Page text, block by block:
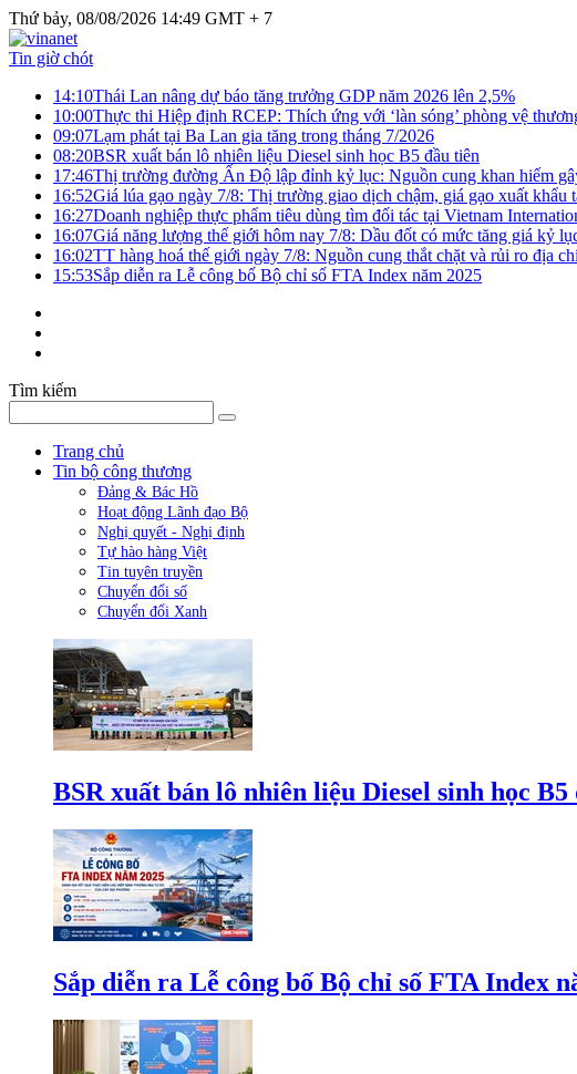
Thứ bảy, 08/08/2026 14:49 GMT + 7
Tin giờ chót
14:10Thái Lan nâng dự báo tăng trưởng GDP năm 2026 lên 2,5%
10:00Thực thi Hiệp định RCEP: Thích ứng với ‘làn sóng’ phòng vệ
09:07Lạm phát tại Ba Lan gia tăng trong tháng 7/2026
08:20BSR xuất bán lô nhiên liệu Diesel sinh học B5 đầu tiên
17:46Thị trường đường Ấn Độ lập đỉnh kỷ lục: Nguồn cung khan hiếm
16:52Giá lúa gạo ngày 7/8: Thị trường giao dịch chậm, giá gạo xuất khẩu
16:27Doanh nghiệp thực phẩm tiêu dùng tìm đối tác tại Vietnam
16:07Giá năng lượng thế giới hôm nay 7/8: Dầu đốt có mức tăng giá kỷ
16:02TT hàng hoá thế giới ngày 7/8: Nguồn cung thắt chặt và rủi ro địa
15:53Sắp diễn ra Lễ công bố Bộ chỉ số FTA Index năm 2025
Tìm kiếm
Trang chủ
Tin bộ công thương
Đảng & Bác Hồ
Hoạt động Lãnh đạo Bộ
Nghị quyết - Nghị định
Tự hào hàng Việt
Tin tuyên truyền
Chuyển đổi số
Chuyển đổi Xanh
BSR xuất bán lô nhiên liệu Diesel sinh học B5
Sắp diễn ra Lễ công bố Bộ chỉ số FTA Index